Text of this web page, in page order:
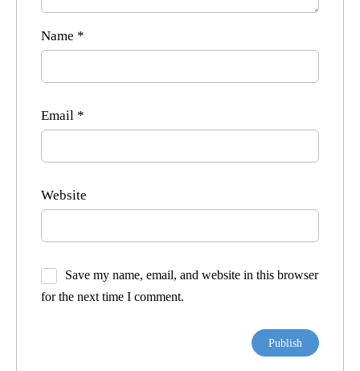
Name *
Email *
Website
Save my name, email, and website in this browser
for the next time I comment.